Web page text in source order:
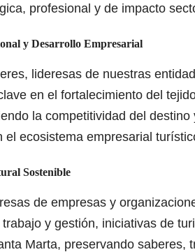
profesional y de impacto
y Desarrollo Empresarial
lideresas de nuestras
en el fortalecimiento del
la competitividad del destino
el ecosistema empresarial
Sostenible
de empresas y
y gestión, iniciativas de
Marta, preservando saberes,